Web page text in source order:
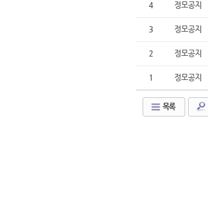
4 정모공지
3 정모공지
2 정모공지
1 정모공지
목록